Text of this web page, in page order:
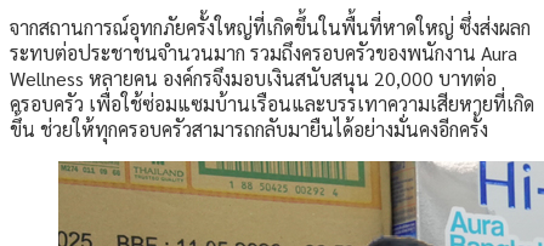
จากสถานการณ์อุทกภัยครั้งใหญ่ที่เกิดขึ้นในพื้นที่หาดใหญ่ ซึ่งส่งผลก
ระทบต่อประชาชนจำนวนมาก รวมถึงครอบครัวของพนักงาน Aura
Wellness หลายคน องค์กรจึงมอบเงินสนับสนุน 20,000 บาทต่อ
ครอบครัว เพื่อใช้ซ่อมแซมบ้านเรือนและบรรเทาความเสียหายที่เกิด
ขึ้น ช่วยให้ทุกครอบครัวสามารถกลับมายืนได้อย่างมั่นคงอีกครั้ง